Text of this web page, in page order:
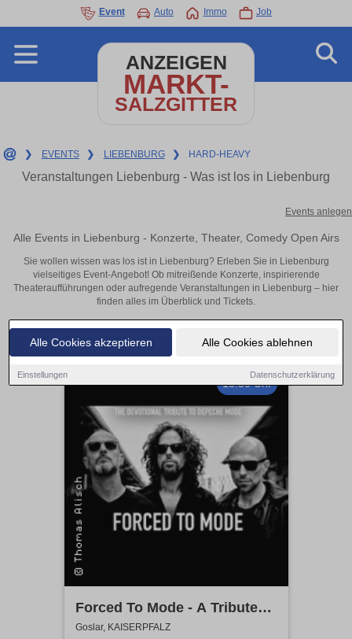
Alle Cookies akzeptieren Alle Cookies ablehnen
Einstellungen Datenschutzerklärung
Event Auto Immo Job
ANZEIGEN
MARKT-
SALZGITTER
❯ EVENTS ❯ LIEBENBURG ❯ HARD-HEAVY
Veranstaltungen Liebenburg - Was ist los in Liebenburg
Events anlegen
Alle Events in Liebenburg - Konzerte, Theater, Comedy Open Airs
Sie wollen wissen was los ist in Liebenburg? Erleben Sie in Liebenburg
vielseitiges Event-Angebot! Ob mitreißende Konzerte, inspirierende
Theateraufführungen oder aufregende Veranstaltungen in Liebenburg – hier
finden alles im Überblick und Tickets.
18:30 Uhr
Forced To Mode - A Tribute
To Depeche Mode
Goslar, KAISERPFALZ